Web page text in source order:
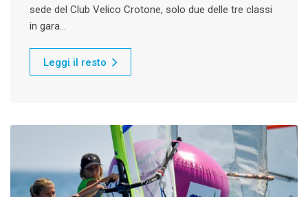
sede del Club Velico Crotone, solo due delle tre classi
in gara…
Leggi il resto